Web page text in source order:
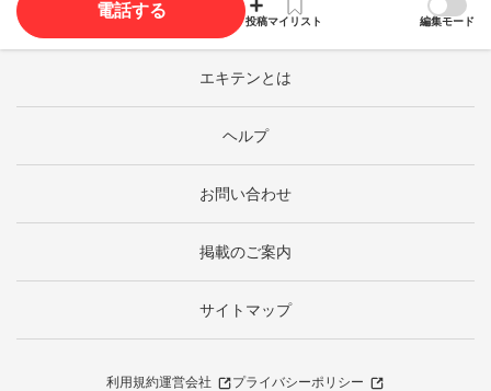
電話する
投稿マイリスト 編集モード
エキテンとは
ヘルプ
お問い合わせ
掲載のご案内
サイトマップ
利用規約運営会社
プライバシーポリシー